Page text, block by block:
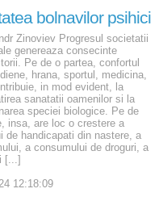
bolnavilor psihici
Zinoviev Progresul societatii
genereaza consecinte
Pe de o partea, confortul
hrana, sportul, medicina,
in mod evident, la
sanatatii oamenilor si la
speciei biologice. Pe de
insa, are loc o crestere a
de handicapati din nastere, a
a consumului de droguri, a
[...]
12:18:09